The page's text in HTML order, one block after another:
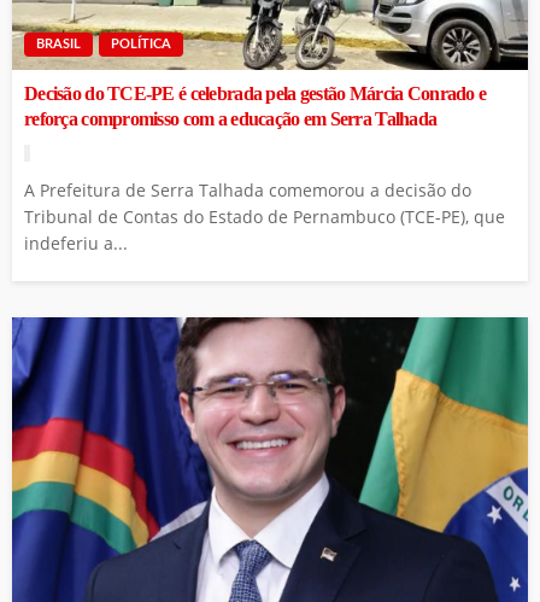
BRASIL POLÍTICA
Decisão do TCE-PE é celebrada pela gestão Márcia Conrado e
reforça compromisso com a educação em Serra Talhada
A Prefeitura de Serra Talhada comemorou a decisão do
Tribunal de Contas do Estado de Pernambuco (TCE-PE), que
indeferiu a...